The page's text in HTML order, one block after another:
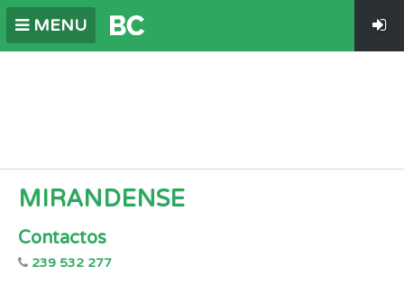
MENU
MIRANDENSE
Contactos
239 532 277